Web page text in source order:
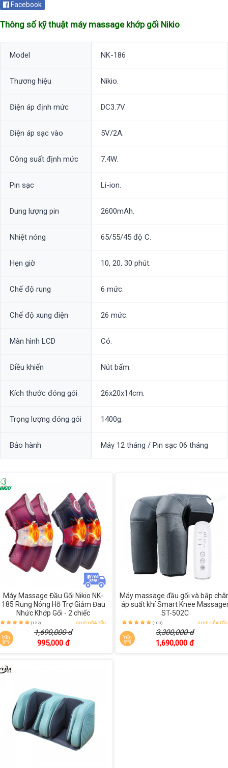
Facebook
Thông số kỹ thuật máy massage khớp gối Nikio
Model NK-186
Thương hiệu Nikio.
Điện áp định mức DC3.7V.
Điện áp sạc vào 5V/2A.
Công suất định mức 7.4W.
Pin sạc Li-ion.
Dung lượng pin 2600mAh.
Nhiệt nóng 65/55/45 độ C.
Hẹn giờ 10, 20, 30 phút.
Chế độ rung 6 mức.
Chế độ xung điện 26 mức.
Màn hình LCD Có.
Điều khiển Nút bấm.
Kích thước đóng gói 26x20x14cm.
Trọng lượng đóng gói 1400g.
Bảo hành Máy 12 tháng / Pin sạc 06 tháng
Máy Massage Đầu Gối Nikio NK-
185 Rung Nóng Hỗ Trợ Giảm Đau
Nhức Khớp Gối - 2 chiếc
(122) SHIP HỎA TỐC
1,690,000 đ
995,000 đ
Máy massage đầu gối và bắp
áp suất khí Smart Knee
ST-502C
(100) SHIP HỎA TỐC
3,300,000 đ
1,690,000 đ